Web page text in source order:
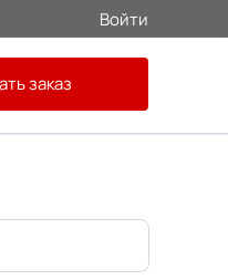
Войти
заказ